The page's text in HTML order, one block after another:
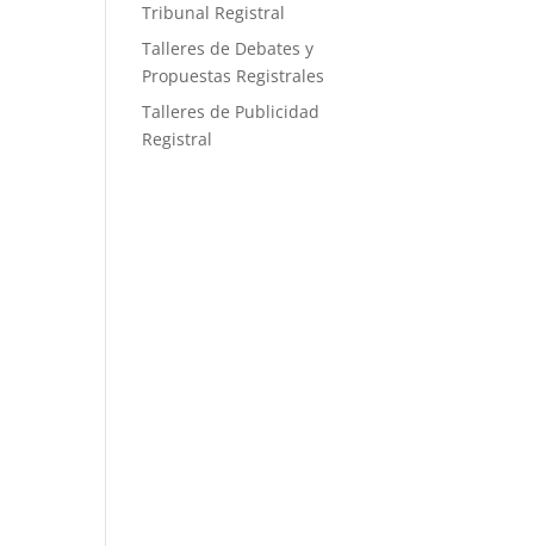
Tribunal Registral
Talleres de Debates y
Propuestas Registrales
Talleres de Publicidad
Registral